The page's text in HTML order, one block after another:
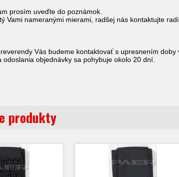
prosím uveďte do poznámok.
Vami nameranými mierami, radšej nás kontaktujte
Vás budeme kontaktovať s upresnením doby
odoslania objednávky sa pohybuje okolo 20 dní.
produkty